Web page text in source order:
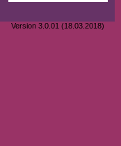
Version 3.0.01 (18.03.2018)